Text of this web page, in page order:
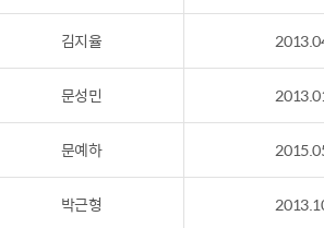
김지율
문성민
문예하
박근형